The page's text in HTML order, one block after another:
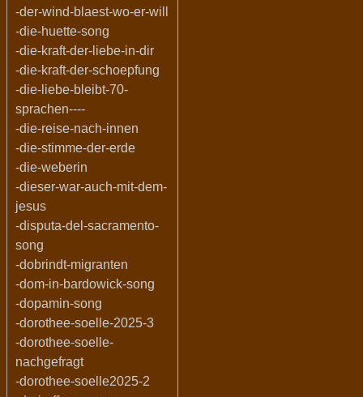
-der-wind-blaest-wo-er-will
-die-huette-song
-die-kraft-der-liebe-in-dir
-die-kraft-der-schoepfung
-die-liebe-bleibt-70-
sprachen----
-die-reise-nach-innen
-die-stimme-der-erde
-die-weberin
-dieser-war-auch-mit-dem-
jesus
-disputa-del-sacramento-
song
-dobrindt-migranten
-dom-in-bardowick-song
-dopamin-song
-dorothee-soelle-2025-3
-dorothee-soelle-
nachgefragt
-dorothee-soelle2025-2